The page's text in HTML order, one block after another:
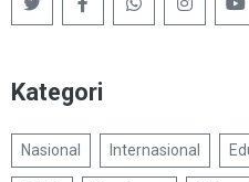
Kategori
Nasional Internasional